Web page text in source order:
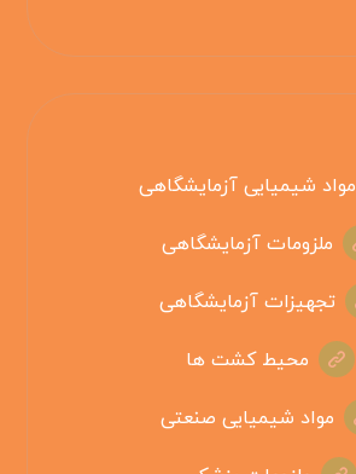
مواد شیمیایی آزمایشگاهی
ملزومات آزمایشگاهی
تجهیزات آزمایشگاهی
محیط کشت ها
مواد شیمیایی صنعتی